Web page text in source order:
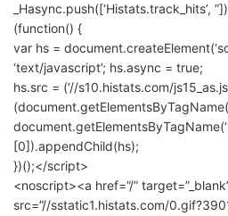
_Hasync.push([‘Histats.track_hits’,
(function() {
var hs =
‘text/javascript’; hs.async = true;
hs.src = (‘//s10.histats.com/
[0]).appendChild(hs);
})();</script>
<noscript><a href=”/”
src=”//sstatic1.histats.com/